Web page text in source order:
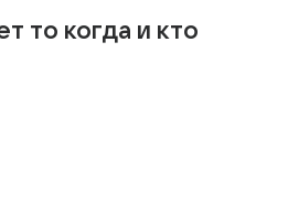
то когда и кто